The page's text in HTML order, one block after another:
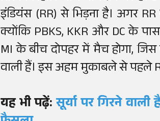
इंडियंस (RR) से भिड़ना है। अगर
क्योंकि PBKS, KKR और DC के
MI के बीच दोपहर में मैच होगा,
वाली हैं। इस अहम मुकाबले से पहले
यह भी पढ़ें:सूर्या पर गिरने